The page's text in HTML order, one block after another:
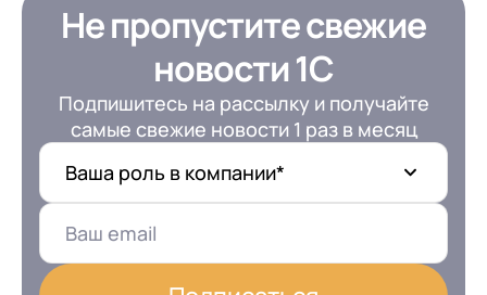
Не пропустите свежие
новости 1С
Подпишитесь на рассылку и получайте
самые свежие новости 1 раз в месяц
Ваша роль в компании*